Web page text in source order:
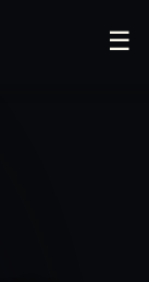
☰